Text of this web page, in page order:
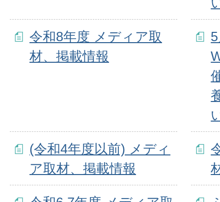
令和8年度 メディア取
材、掲載情報
(令和4年度以前) メディ
ア取材、掲載情報